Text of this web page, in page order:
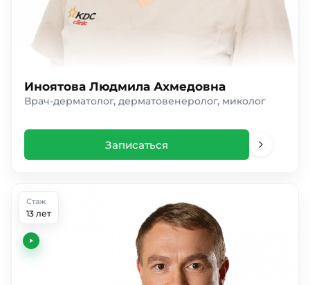
Иноятова Людмила Ахмедовна
Врач-дерматолог, дерматовенеролог, миколог
Записаться
Стаж
13 лет